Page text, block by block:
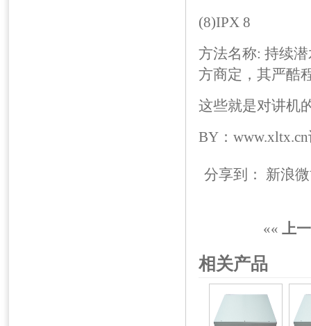
(8)IPX 8
方法名称: 持续
方商定，其严酷
这些就是对讲机
BY：
分享到： 新浪
«« 上
相关产品